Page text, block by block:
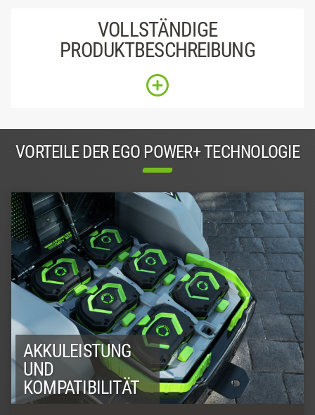
VOLLSTÄNDIGE
PRODUKTBESCHREIBUNG
VORTEILE DER EGO POWER+ TECHNOLOGIE
AKKULEISTUNG
UND
KOMPATIBILITÄT